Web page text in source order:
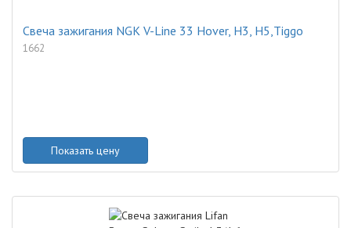
Свеча зажигания NGK V-Line 33 Hover, H3, H5,Tiggo
1662
Показать цену